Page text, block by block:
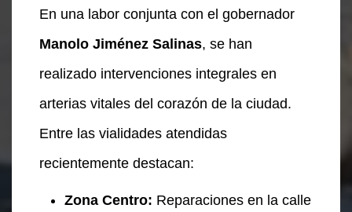
En una labor conjunta con el gobernador
Manolo Jiménez Salinas, se han
realizado intervenciones integrales en
arterias vitales del corazón de la ciudad.
Entre las vialidades atendidas
recientemente destacan:
Zona Centro: Reparaciones en la calle